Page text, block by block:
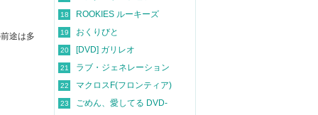
途は多
18 ROOKIES ルーキーズ
19 おくりびと
20 [DVD] ガリレオ
21 ラブ・ジェネレーション
22 マクロスF(フロンティア)
23
ごめん、愛してる DVD-